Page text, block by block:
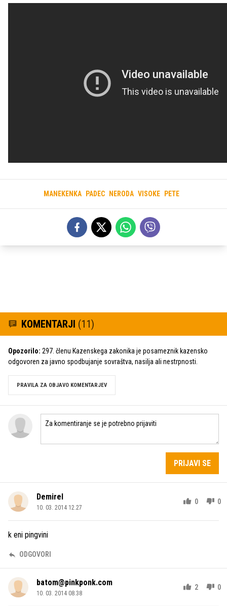
MANEKENKA PADEC NERODA VISOKE PETE
KOMENTARJI (11)
Opozorilo: 297. členu Kazenskega zakonika je posameznik kazensko
odgovoren za javno spodbujanje sovraštva, nasilja ali nestrpnosti.
PRAVILA ZA OBJAVO KOMENTARJEV
PRIJAVI SE
Demirel
10. 03. 2014 12.27
0 0
k eni pingvini
ODGOVORI
batom@pinkponk.com
10. 03. 2014 08.38
2 0